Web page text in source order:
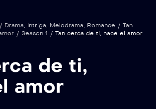
TCDTNEAEP20
cerca de ti, nace el amor Capítulo 20
cerca de ti, nace el amor Capítulo 21
/ Drama, Intriga, Melodrama, Romance / Tan
/ Season 1 / Tan cerca de ti, nace el amor
de ti,
amor